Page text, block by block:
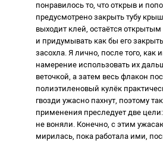
понравилось то, что открыв и
предусмотрено закрыть тубу
выходит клей, остаётся
и придумывать как бы его
засохла. Я лично, после того,
намерение использовать их
веточкой, а затем весь флакон
полиэтиленовый кулёк
гвозди ужасно пахнут, поэтому
применения преследует две
не воняли. Конечно, с этим
мирилась, пока работала ими,